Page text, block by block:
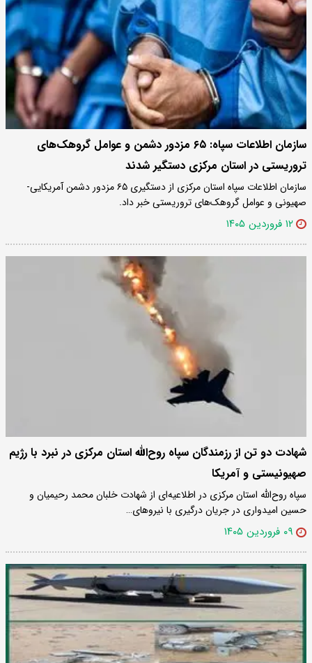
سازمان اطلاعات سپاه: ۶۵ مزدور دشمن و عوامل گروهک‌های
تروریستی در استان مرکزی دستگیر شدند
سازمان اطلاعات سپاه استان مرکزی از دستگیری ۶۵ مزدور دشمن آمریکایی-
صهیونی و عوامل گروهک‌های تروریستی خبر داد.
۱۲ فروردین ۱۴۰۵
شهادت دو تن از رزمندگان سپاه روح‌الله استان مرکزی در نبرد با رژیم
صهیونیستی و آمریکا
سپاه روح‌الله استان مرکزی در اطلاعیه‌ای از شهادت خلبان محمد رحیمیان و
حسین امیدواری در جریان درگیری با نیروهای…
۰۹ فروردین ۱۴۰۵